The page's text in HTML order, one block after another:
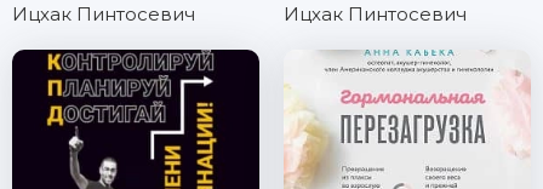
Ицхак Пинтосевич
Ицхак Пинтосевич